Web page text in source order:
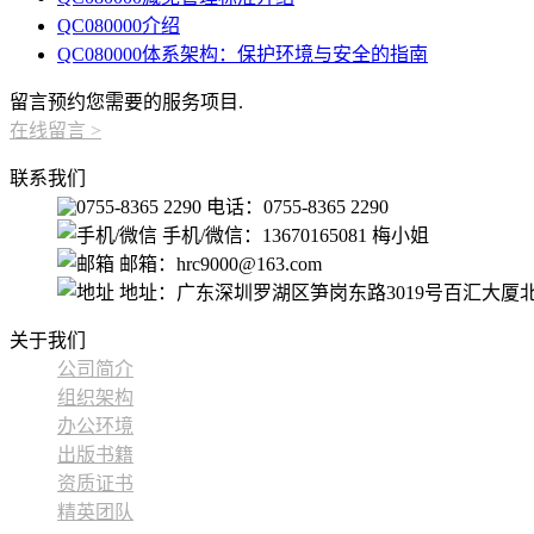
QC080000介绍
QC080000体系架构：保护环境与安全的指南
留言预约您需要的服务项目.
在线留言 >
联系我们
电话：0755-8365 2290
手机/微信：13670165081 梅小姐
邮箱：hrc9000@163.com
地址：广东深圳罗湖区笋岗东路3019号百汇大厦
关于我们
公司简介
组织架构
办公环境
出版书籍
资质证书
精英团队